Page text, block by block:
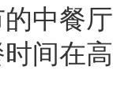
的中餐
时间在